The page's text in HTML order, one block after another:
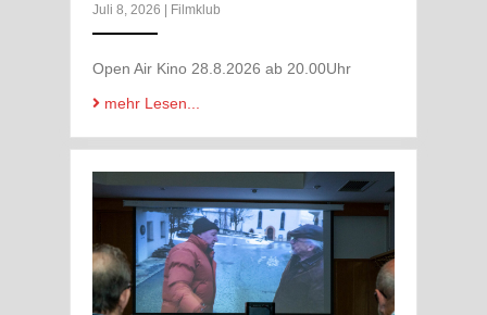
Juli 8, 2026 | Filmklub
Open Air Kino 28.8.2026 ab 20.00Uhr
mehr Lesen...